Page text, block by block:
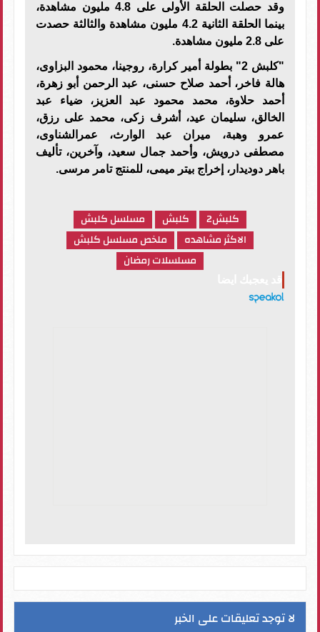
وقد حصلت الحلقة الأولى على 4.8 مليون مشاهدة،
بينما الحلقة الثانية 4.2 مليون مشاهدة والثالثة حصدت
على 2.8 مليون مشاهدة.
"كلبش 2" بطولة أمير كرارة، روجينا، محمود البزاوى،
هالة فاخر، أحمد صلاح حسنى، عبد الرحمن أبو زهرة،
أحمد حلاوة، محمد محمود عبد العزيز، ضياء عبد
الخالق، سليمان عيد، أشرف زكى، محمد على رزق،
عمرو وهبة، ميران عبد الوارث، عمرالشناوى،
مصطفى درويش، وأحمد جمال سعيد، وآخرين، تأليف
باهر دوديدار، إخراج بيتر ميمى، للمنتج تامر مرسى.
كلبش2 كلبش
مسلسل كلبش
الاكثر مشاهده
ملخص مسلسل كلبش
مسلسلات رمضان
لا توجد تعليقات على الخبر